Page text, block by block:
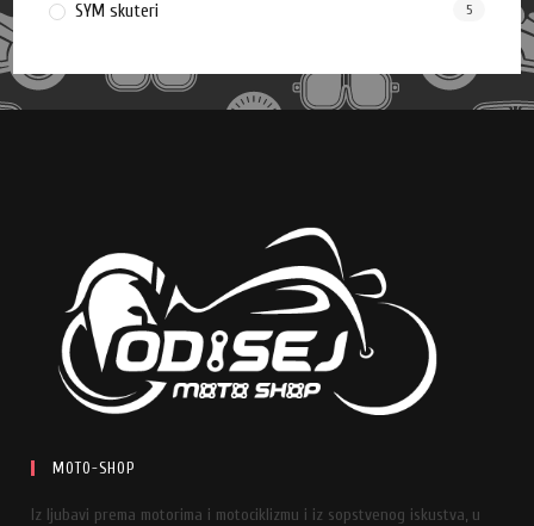
SYM skuteri 5
MOTO-SHOP
Iz ljubavi prema motorima i motociklizmu i iz sopstvenog iskustva, u